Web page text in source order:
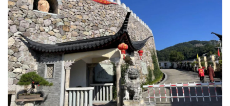
善
佛
教
人
物
寺
登录 注册